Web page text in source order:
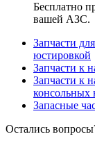
Бесплатно
вашей АЗС.
Запчасти
юстировкой
Запчасти к
Запчасти к
консольных
Запасные
Остались